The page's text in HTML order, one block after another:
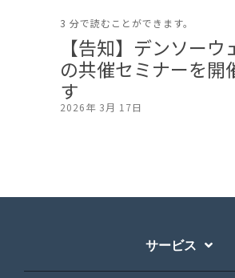
3 分で読むことができます。
【告知】デンソーウ
の共催セミナーを開
す
2026年 3月 17日
サービス